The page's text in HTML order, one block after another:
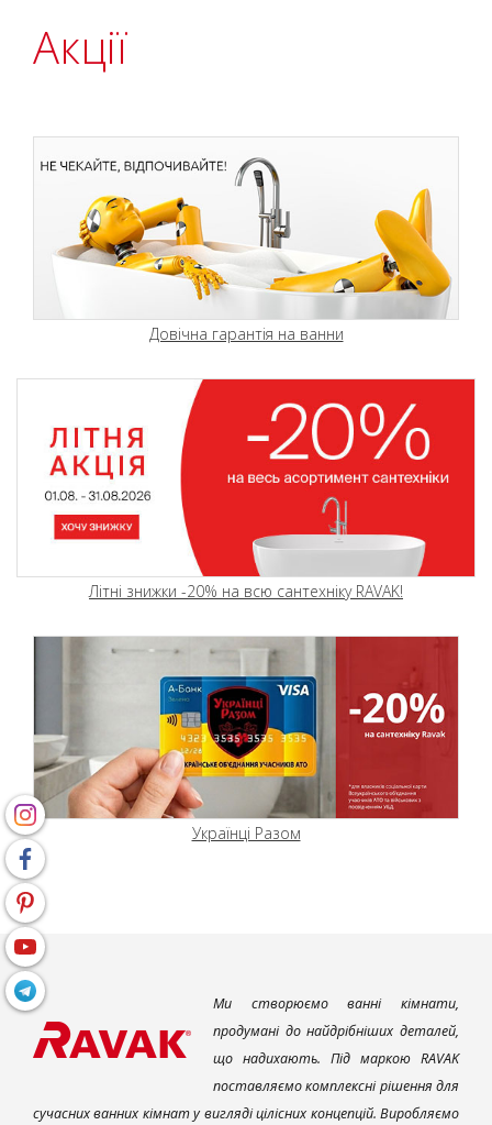
Акції
Довічна гарантія на ванни
Літні знижки -20% на всю сантехніку RAVAK!
Українці Разом
Ми створюємо ванні кімнати,
продумані до найдрібніших деталей,
що надихають. Під маркою RAVAK
поставляємо комплексні рішення для
сучасних ванних кімнат у вигляді цілісних концепцій. Виробляємо